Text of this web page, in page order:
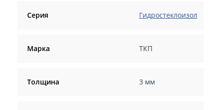
Серия Гидростеклоизол
Марка ТКП
Толщина 3 мм